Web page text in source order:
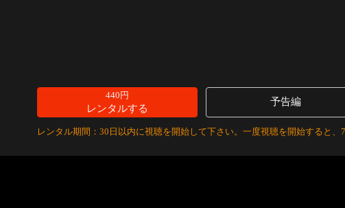
440円
レンタルする
予告編
レンタル期間：30日以内に視聴を開始して下さい。一度視聴を開始すると、